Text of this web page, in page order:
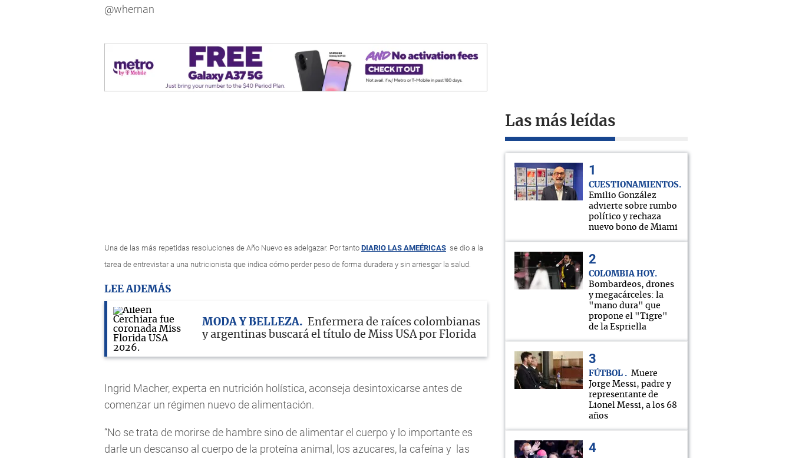
@whernan
Una de las más repetidas resoluciones de Año Nuevo es adelgazar. Por tanto DIARIO LAS AMEÉRICAS se dio a la
tarea de entrevistar a una nutricionista que indica cómo perder peso de forma duradera y sin arriesgar la salud.
LEE ADEMÁS
MODA Y BELLEZA
Enfermera de raíces colombianas
y argentinas buscará el título de Miss USA por Florida
Ingrid Macher, experta en nutrición holística, aconseja desintoxicarse antes de
comenzar un régimen nuevo de alimentación.
“No se trata de morirse de hambre sino de alimentar el cuerpo y lo importante es
darle un descanso al cuerpo de la proteína animal, los azucares, la cafeína y las
Las más leídas
CUESTIONAMIENTOS
Emilio González
advierte sobre rumbo
político y rechaza
nuevo bono de Miami
COLOMBIA HOY
Bombardeos, drones
y megacárceles: la
"mano dura" que
propone el "Tigre"
de la Espriella
FÚTBOL
Muere
Jorge Messi, padre y
representante de
Lionel Messi, a los 68
años